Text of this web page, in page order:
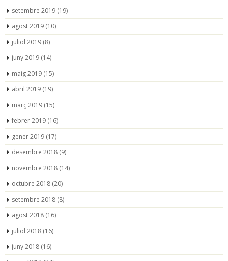
setembre 2019 (19)
agost 2019 (10)
juliol 2019 (8)
juny 2019 (14)
maig 2019 (15)
abril 2019 (19)
març 2019 (15)
febrer 2019 (16)
gener 2019 (17)
desembre 2018 (9)
novembre 2018 (14)
octubre 2018 (20)
setembre 2018 (8)
agost 2018 (16)
juliol 2018 (16)
juny 2018 (16)